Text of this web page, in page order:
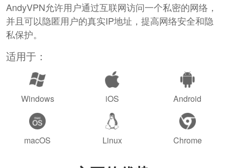
AndyVPN允许用户通过互联网访问一个私密的网络，
并且可以隐匿用户的真实IP地址，提高网络安全和隐
私保护。
适用于：
Windows iOS Android
macOS Linux Chrome